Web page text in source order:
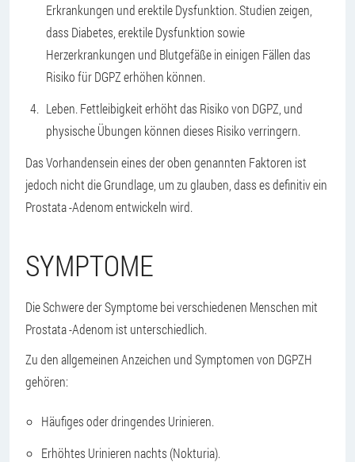
Erkrankungen und erektile Dysfunktion. Studien zeigen,
dass Diabetes, erektile Dysfunktion sowie
Herzerkrankungen und Blutgefäße in einigen Fällen das
Risiko für DGPZ erhöhen können.
Leben. Fettleibigkeit erhöht das Risiko von DGPZ, und
physische Übungen können dieses Risiko verringern.
Das Vorhandensein eines der oben genannten Faktoren ist
jedoch nicht die Grundlage, um zu glauben, dass es definitiv ein
Prostata -Adenom entwickeln wird.
SYMPTOME
Die Schwere der Symptome bei verschiedenen Menschen mit
Prostata -Adenom ist unterschiedlich.
Zu den allgemeinen Anzeichen und Symptomen von DGPZH
gehören:
Häufiges oder dringendes Urinieren.
Erhöhtes Urinieren nachts (Nokturia).